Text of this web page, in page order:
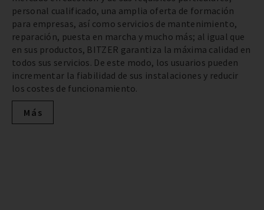
personal cualificado, una amplia oferta de formación
para empresas, así como servicios de mantenimiento,
reparación, puesta en marcha y mucho más; al igual que
en sus productos, BITZER garantiza la máxima calidad en
todos sus servicios. De este modo, los usuarios pueden
incrementar la fiabilidad de sus instalaciones y reducir
los costes de funcionamiento.
Más